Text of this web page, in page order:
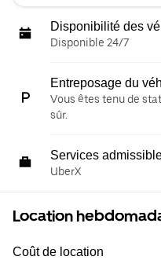
Disponibilité des
Disponible 24/7
Entreposage du
Vous êtes tenu de
sûr.
Services
UberX
Location
Coût de location